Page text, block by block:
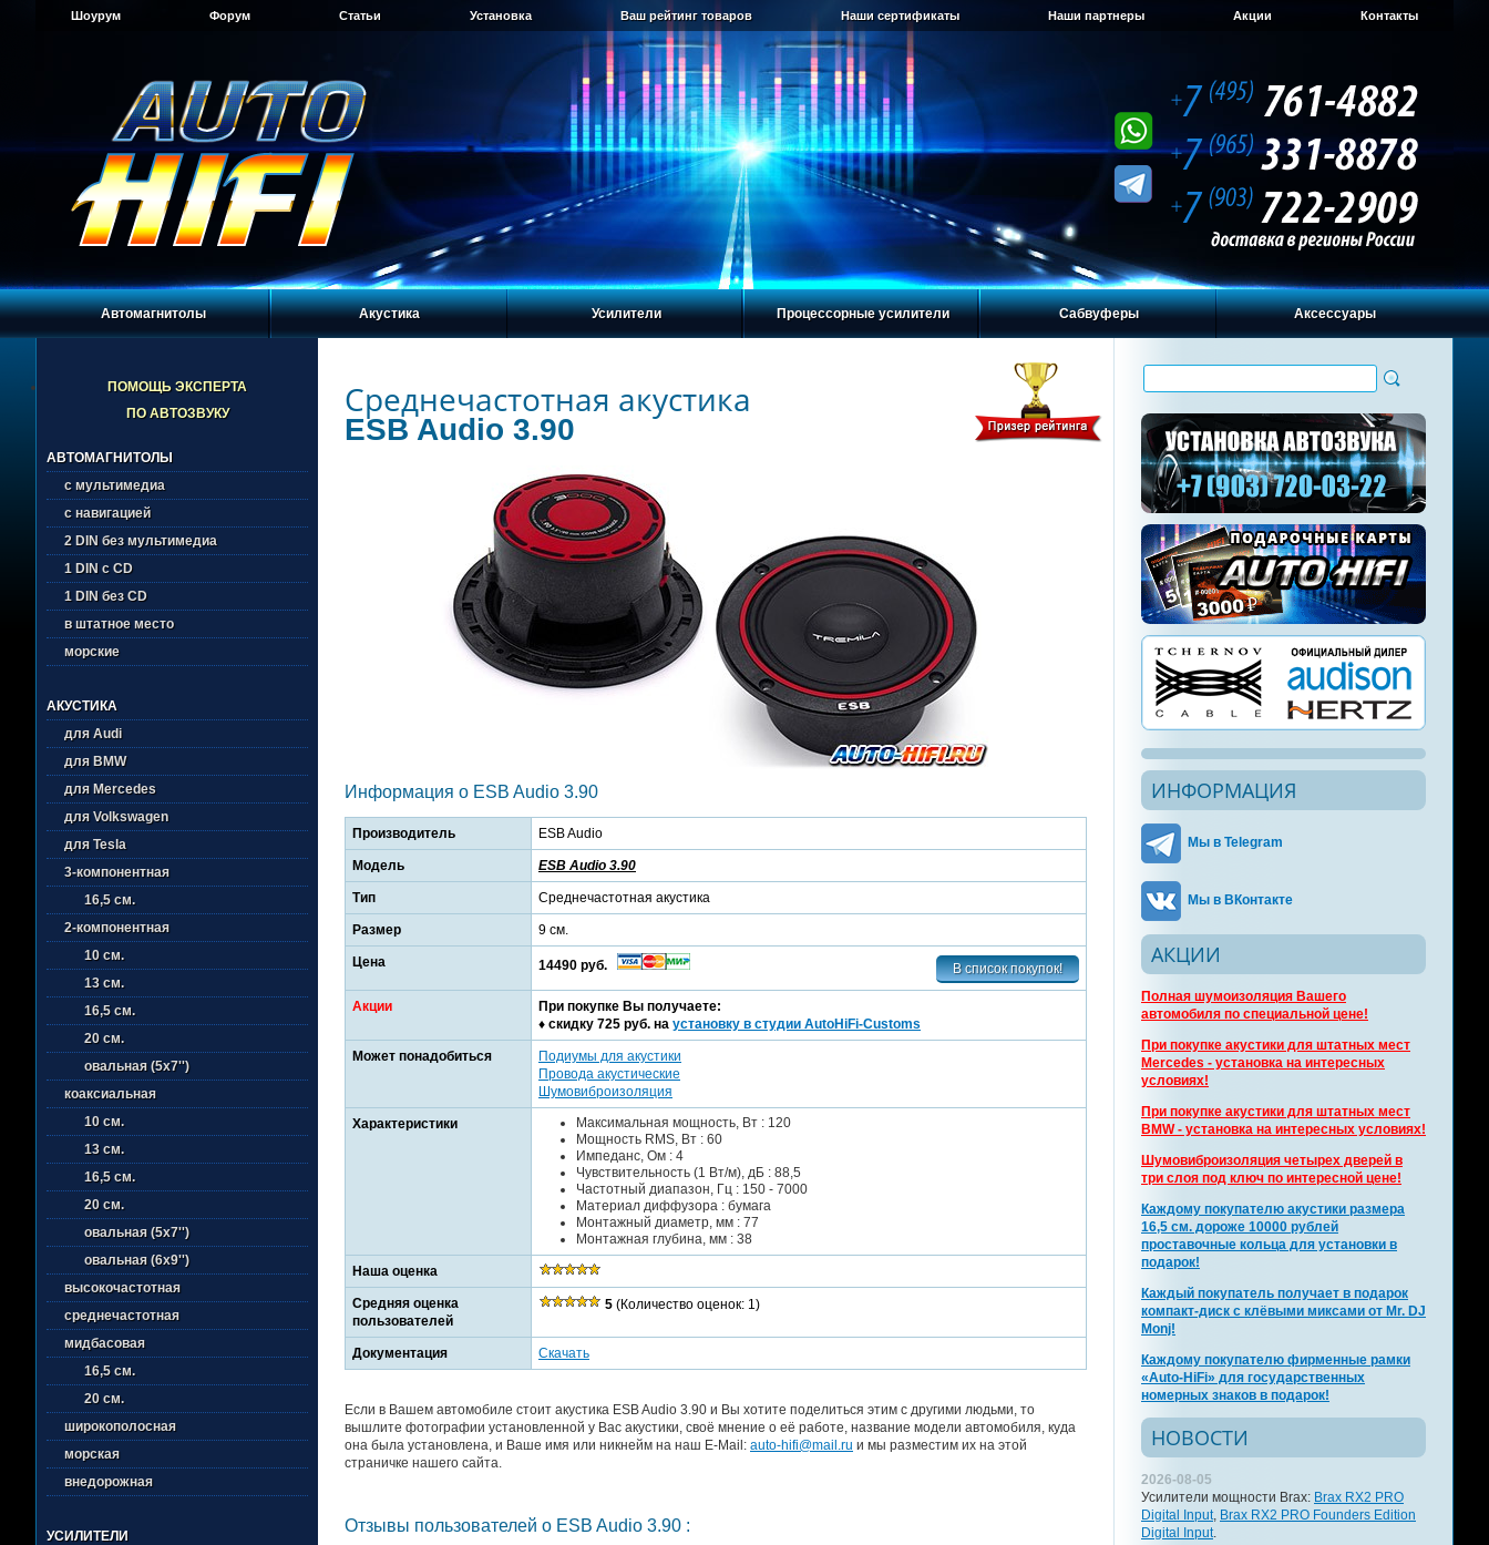
Шоурум Форум Статьи Установка Ваш рейтинг товаров Наши сертификаты Наши партнеры Акции Контакты
Автомагнитолы Акустика Усилители Процессорные усилители Сабвуферы Аксессуары
ПОМОЩЬ ЭКСПЕРТА
ПО АВТОЗВУКУ
АВТОМАГНИТОЛЫ
с мультимедиа
с навигацией
2 DIN без мультимедиа
1 DIN с CD
1 DIN без CD
в штатное место
морские
АКУСТИКА
для Audi
для BMW
для Mercedes
для Volkswagen
для Tesla
3-компонентная
16,5 см.
2-компонентная
10 см.
13 см.
16,5 см.
20 см.
овальная (5х7'')
коаксиальная
10 см.
13 см.
16,5 см.
20 см.
овальная (5х7'')
овальная (6х9'')
высокочастотная
среднечастотная
мидбасовая
16,5 см.
20 см.
широкополосная
морская
внедорожная
УСИЛИТЕЛИ
Среднечастотная акустика
ESB Audio 3.90
Информация о ESB Audio 3.90
Производитель ESB Audio
Модель ESB Audio 3.90
Тип Среднечастотная акустика
Размер 9 см.
Цена 14490 руб.
Акции
При покупке Вы получаете:
♦ cкидку 725 руб. на установку в студии AutoHiFi-Customs
Может понадобиться
Подиумы для акустики
Провода акустические
Шумовиброизоляция
Характеристики
Максимальная мощность, Вт : 120
Мощность RMS, Вт : 60
Импеданс, Ом : 4
Чувствительность (1 Вт/м), дБ : 88,5
Частотный диапазон, Гц : 150 - 7000
Материал диффузора : бумага
Монтажный диаметр, мм : 77
Монтажная глубина, мм : 38
Наша оценка
Средняя оценка
пользователей
5 (Количество оценок: 1)
Документация Скачать
Если в Вашем автомобиле стоит акустика ESB Audio 3.90 и Вы хотите поделиться этим с другими людьми, то
вышлите фотографии установленной у Вас акустики, своё мнение о её работе, название модели автомобиля, куда
она была установлена, и Ваше имя или никнейм на наш E-Mail: auto-hifi@mail.ru и мы разместим их на этой
страничке нашего сайта.
Отзывы пользователей о ESB Audio 3.90 :
ИНФОРМАЦИЯ
Мы в Telegram
Мы в ВКонтакте
АКЦИИ
Полная шумоизоляция Вашего
автомобиля по специальной цене!
При покупке акустики для штатных мест
Mercedes - установка на интересных
условиях!
При покупке акустики для штатных мест
BMW - установка на интересных условиях!
Шумовиброизоляция четырех дверей в
три слоя под ключ по интересной цене!
Каждому покупателю акустики размера
16,5 см. дороже 10000 рублей
проставочные кольца для установки в
подарок!
Каждый покупатель получает в подарок
компакт-диск с клёвыми миксами от Mr. DJ
Monj!
Каждому покупателю фирменные рамки
«Auto-HiFi» для государственных
номерных знаков в подарок!
НОВОСТИ
2026-08-05
Усилители мощности Brax: Brax RX2 PRO
Digital Input, Brax RX2 PRO Founders Edition
Digital Input.